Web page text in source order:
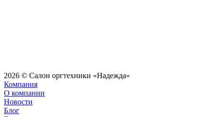
2026 © Салон оргтехники «Надежда»
Компания
О компании
Новости
Блог